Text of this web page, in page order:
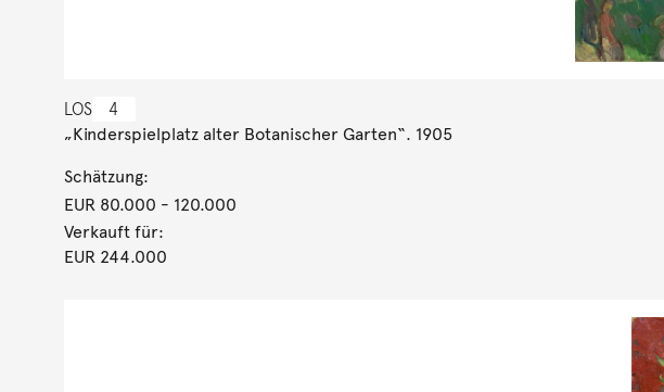
LOS 4
„Kinderspielplatz alter Botanischer Garten“. 1905
Schätzung:
EUR 80.000 - 120.000
Verkauft für:
EUR 244.000